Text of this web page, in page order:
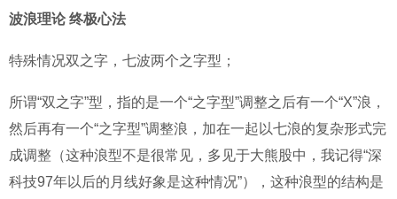
波浪理论 终极心法
特殊情况双之字，七波两个之字型；
所谓“双之字”型，指的是一个“之字型”调整之后有一个“X”浪，
然后再有一个“之字型”调整浪，加在一起以七浪的复杂形式完
成调整（这种浪型不是很常见，多见于大熊股中，我记得“深
科技97年以后的月线好象是这种情况”），这种浪型的结构是